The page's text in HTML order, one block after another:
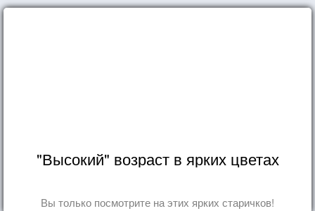
"Высокий" возраст в ярких цветах
Вы только посмотрите на этих ярких старичков!